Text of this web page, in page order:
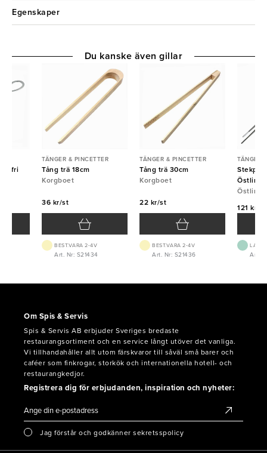
Egenskaper
TÄNGER & PINCETTER
Tång trä 18cm
Korgboet
36 kr/st
BEST.VARA 2-4V
Art. Nr: S21434
TÄNGER & PINCETTER
Tång trä 30cm
Korgboet
22 kr/st
BEST.VARA 2-4V
Art. Nr: S21436
TÄNGER
Östlin
Östlin
121 kr/st
Art.
Du kanske även gillar
Om Spis & Servis
Spis & Servis AB erbjuder Sveriges bredaste
restaurangsortiment och en service långt utöver det vanliga.
Vi tillhandahåller allt utom färskvaror till såväl små barer och
caféer som finkrogar, storkök och internationella hotell- och
restaurangkedjor.
Registrera dig för erbjudanden, inspiration och nyheter:
Jag förstår och godkänner sekretsspolicy